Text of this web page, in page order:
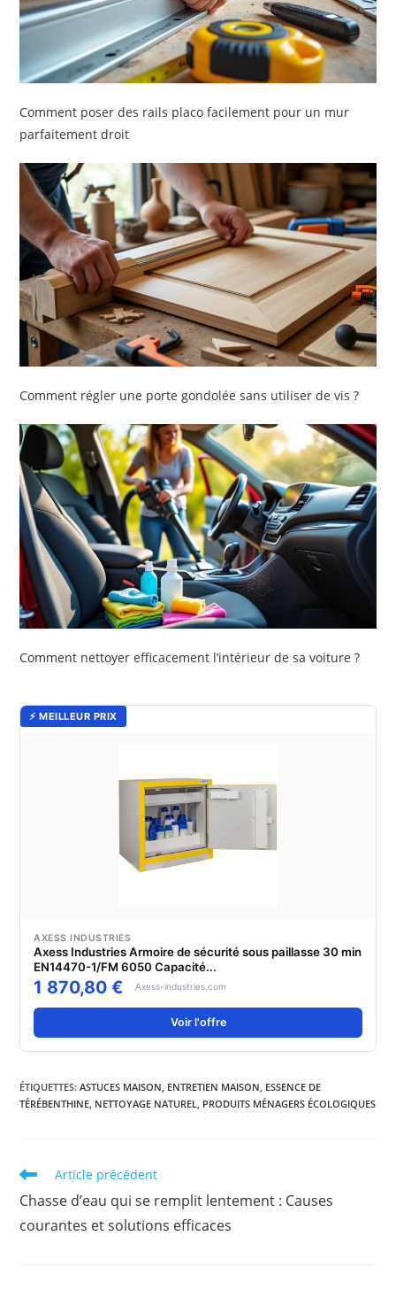
Comment poser des rails placo facilement pour un mur
parfaitement droit
Comment régler une porte gondolée sans utiliser de vis ?
Comment nettoyer efficacement l’intérieur de sa voiture ?
⚡ MEILLEUR PRIX
AXESS INDUSTRIES
Axess Industries Armoire de sécurité sous paillasse 30 min
EN14470-1/FM 6050 Capacité...
1 870,80 € Axess-industries.com
Voir l'offre
ÉTIQUETTES:ASTUCES MAISON ENTRETIEN MAISON ESSENCE DE
TÉRÉBENTHINE NETTOYAGE NATUREL PRODUITS MÉNAGERS ÉCOLOGIQUES
Read
articles
Article précédent
Chasse d’eau qui se remplit lentement : Causes
courantes et solutions efficaces